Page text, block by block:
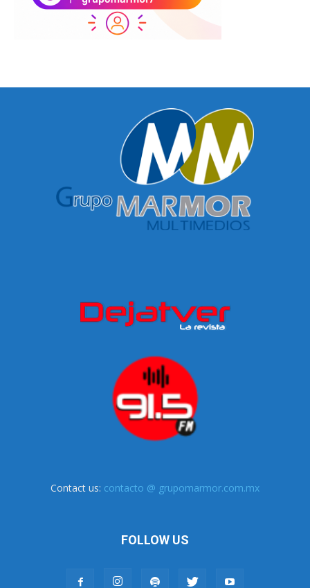
Contact us: contacto @ grupomarmor.com.mx
FOLLOW US